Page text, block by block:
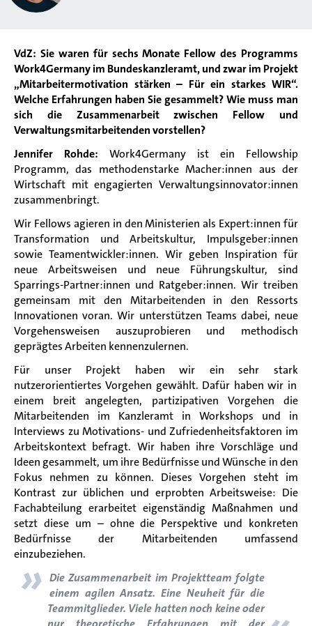
VdZ: Sie waren für sechs Monate Fellow des Programms
Work4Germany im Bundeskanzleramt, und zwar im Projekt
„Mitarbeitermotivation stärken – Für ein starkes WIR“.
Welche Erfahrungen haben Sie gesammelt? Wie muss man
sich die Zusammenarbeit zwischen Fellow und
Verwaltungsmitarbeitenden vorstellen?
Jennifer Rohde: Work4Germany ist ein Fellowship
Programm, das methodenstarkeMacher:innen aus der
Wirtschaft mit engagierten Verwaltungsinnovator:innen
zusammenbringt.
Wir Fellows agieren in den Ministerien als Expert:innen für
Transformation und Arbeitskultur, Impulsgeber:innen
sowie Teamentwickler:innen. Wir geben Inspiration für
neue Arbeitsweisen und neue Führungskultur,sind
Sparrings-Partner:innen und Ratgeber:innen. Wir treiben
gemeinsam mit den Mitarbeitenden in den Ressorts
Innovationen voran. Wir unterstützen Teams dabei, neue
Vorgehensweisen auszuprobieren und methodisch
geprägtes Arbeiten kennenzulernen.
Für unser Projekt haben wir ein sehr stark
nutzerorientiertes Vorgehen gewählt. Dafür haben wir in
einem breit angelegten, partizipativen Vorgehen die
Mitarbeitenden im Kanzleramt in Workshops und in
Interviews zu Motivations- und Zufriedenheitsfaktoren im
Arbeitskontext befragt. Wir haben ihre Vorschläge und
Ideen gesammelt, um ihre Bedürfnisse und Wünsche in den
Fokus nehmen zu können. Dieses Vorgehen steht im
Kontrast zur üblichen und erprobten Arbeitsweise: Die
Fachabteilung erarbeitet eigenständig Maßnahmen und
setzt diese um – ohne die Perspektive und konkreten
Bedürfnisse der Mitarbeitenden umfassend
einzubeziehen.
» Die Zusammenarbeit im Projektteam folgte
einem agilen Ansatz. Eine Neuheit für die
Teammitglieder. Viele hatten noch keine oder